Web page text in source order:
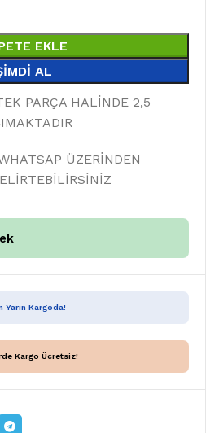
EKLE
AL
PARÇA HALİNDE 2,5
ÜZERİNDEN
Yarın Kargoda!
Kargo Ücretsiz!